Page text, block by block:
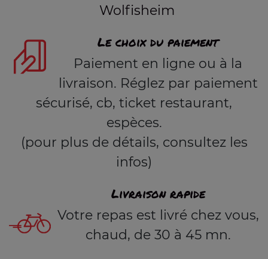
Wolfisheim
Le choix du paiement
Paiement en ligne ou à la
livraison. Réglez par paiement
sécurisé, cb, ticket restaurant,
espèces.
(pour plus de détails, consultez les
infos)
Livraison rapide
Votre repas est livré chez vous,
chaud, de 30 à 45 mn.